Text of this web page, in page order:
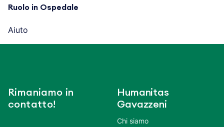
Ruolo in Ospedale
Aiuto
Rimaniamo in
contatto!
Humanitas
Gavazzeni
Chi siamo